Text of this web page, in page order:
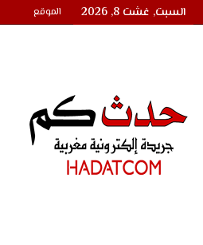
السبت, غشت 8, 2026 الموقع